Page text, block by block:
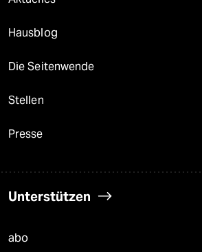
Hausblog
Die Seitenwende
Stellen
Presse
Unterstützen
abo